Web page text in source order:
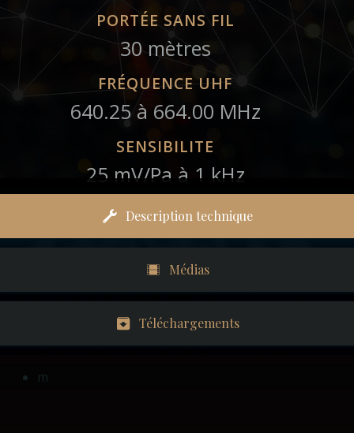
PORTÉE SANS FIL
30 mètres
FRÉQUENCE UHF
640.25 à 664.00 MHz
SENSIBILITE
25 mV/Pa à 1 kHz
Description technique
Médias
Téléchargements
m